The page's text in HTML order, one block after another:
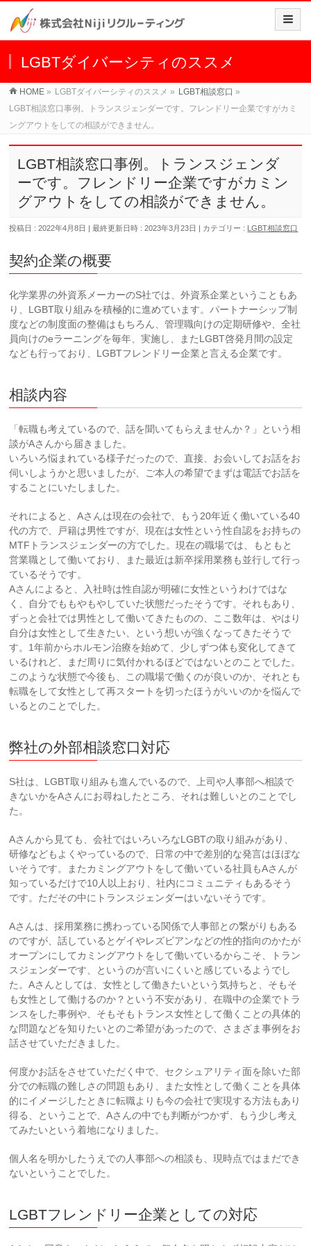
LGBTダイバーシティのススメ
HOME » LGBTダイバーシティのススメ » LGBT相談窓口 »
LGBT相談窓口事例。トランスジェンダーです。フレンドリー企業ですがカミ
ングアウトをしての相談ができません。
LGBT相談窓口事例。トランスジェンダ
ーです。フレンドリー企業ですがカミン
グアウトをしての相談ができません。
投稿日 : 2022年4月8日 最終更新日時 : 2023年3月23日 カテゴリー : LGBT相談窓口
契約企業の概要
化学業界の外資系メーカーのS社では、外資系企業ということもあ
り、LGBT取り組みを積極的に進めています。パートナーシップ制
度などの制度面の整備はもちろん、管理職向けの定期研修や、全社
員向けのeラーニングを毎年、実施し、またLGBT啓発月間の設定
なども行っており、LGBTフレンドリー企業と言える企業です。
相談内容
「転職も考えているので、話を聞いてもらえませんか？」という相
談がAさんから届きました。
いろいろ悩まれている様子だったので、直接、お会いしてお話をお
伺いしようかと思いましたが、ご本人の希望でまずは電話でお話を
することにいたしました。
それによると、Aさんは現在の会社で、もう20年近く働いている40
代の方で、戸籍は男性ですが、現在は女性という性自認をお持ちの
MTFトランスジェンダーの方でした。現在の職場では、もともと
営業職として働いており、また最近は新卒採用業務も並行して行っ
ているそうです。
Aさんによると、入社時は性自認が明確に女性というわけではな
く、自分でももやもやしていた状態だったそうです。それもあり、
ずっと会社では男性として働いてきたものの、ここ数年は、やはり
自分は女性として生きたい、という想いが強くなってきたそうで
す。1年前からホルモン治療を始めて、少しずつ体も変化してきて
いるけれど、まだ周りに気付かれるほどではないとのことでした。
このような状態で今後も、この職場で働くのが良いのか、それとも
転職をして女性として再スタートを切ったほうがいいのかを悩んで
いるとのことでした。
弊社の外部相談窓口対応
S社は、LGBT取り組みも進んでいるので、上司や人事部へ相談で
きないかをAさんにお尋ねしたところ、それは難しいとのことでし
た。
Aさんから見ても、会社ではいろいろなLGBTの取り組みがあり、
研修などもよくやっているので、日常の中で差別的な発言はほぼな
いそうです。またカミングアウトをして働いている社員もAさんが
知っているだけで10人以上おり、社内にコミュニティもあるそう
です。ただその中にトランスジェンダーはいないそうです。
Aさんは、採用業務に携わっている関係で人事部との繋がりもある
のですが、話しているとゲイやレズビアンなどの性的指向のかたが
オープンにしてカミングアウトをして働いているからこそ、トラン
スジェンダーです、というのが言いにくいと感じているようでし
た。Aさんとしては、女性として働きたいという気持ちと、そもそ
も女性として働けるのか？という不安があり、在職中の企業でトラ
ンスをした事例や、そもそもトランス女性として働くことの具体的
な問題などを知りたいとのご希望があったので、さまざま事例をお
話させていただきました。
何度かお話をさせていただく中で、セクシュアリティ面を除いた部
分での転職の難しさの問題もあり、また女性として働くことを具体
的にイメージしたときに転職よりも今の会社で実現する方法もあり
得る、ということで、Aさんの中でも判断がつかず、もう少し考え
てみたいという着地になりました。
個人名を明かしたうえでの人事部への相談も、現時点ではまだでき
ないということでした。
LGBTフレンドリー企業としての対応